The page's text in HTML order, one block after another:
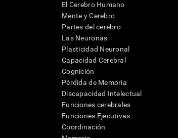
El Cerebro Humano
Mente y Cerebro
Partes del cerebro
Las Neuronas
Plasticidad Neuronal
Capacidad Cerebral
Cognición
Pérdida de Memoria
Discapacidad Intelectual
Funciones cerebrales
Funciones Ejecutivas
Coordinación